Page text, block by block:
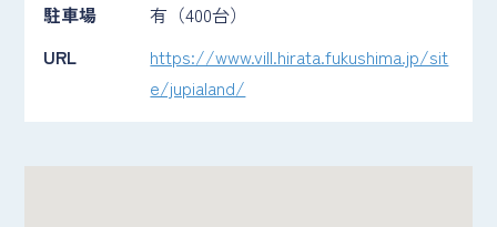
駐車場
有（400台）
URL
https://www.vill.hirata.fukushima.jp/sit
e/jupialand/